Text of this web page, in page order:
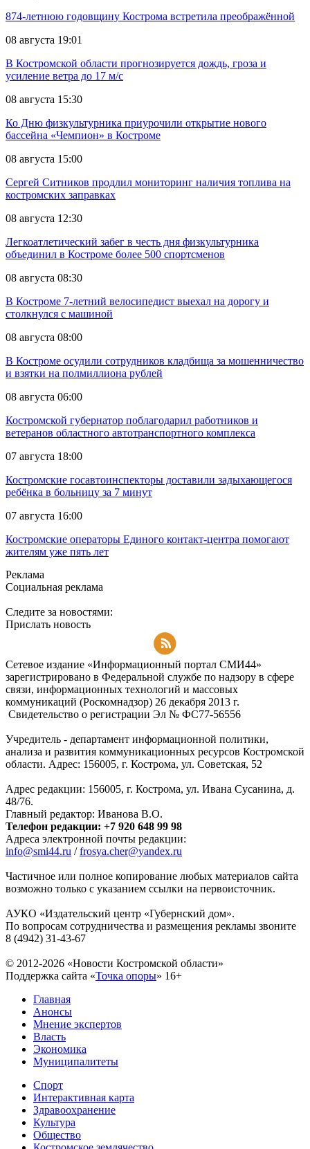
874-летнюю годовщину Кострома встретила преображённой
08 августа 19:01
В Костромской области прогнозируется дождь, гроза и
усиление ветра до 17 м/с
08 августа 15:30
Ко Дню физкультурника приурочили открытие нового
бассейна «Чемпион» в Костроме
08 августа 15:00
Сергей Ситников продлил мониторинг наличия топлива на
костромских заправках
08 августа 12:30
Легкоатлетический забег в честь дня физкультурника
объединил в Костроме более 500 спортсменов
08 августа 08:30
В Костроме 7-летний велосипедист выехал на дорогу и
столкнулся с машиной
08 августа 08:00
В Костроме осудили сотрудников кладбища за мошенничество
и взятки на полмиллиона рублей
08 августа 06:00
Костромской губернатор поблагодарил работников и
ветеранов областного автотранспортного комплекса
07 августа 18:00
Костромские госавтоинспекторы доставили задыхающегося
ребёнка в больницу за 7 минут
07 августа 16:00
Костромские операторы Единого контакт-центра помогают
жителям уже пять лет
Реклама
Социальная реклама
Следите за новостями:
Прислать новость
Сетевое издание «Информационный портал СМИ44»
зарегистрировано в Федеральной службе по надзору в сфере
связи, информационных технологий и массовых
коммуникаций (Роскомнадзор) 26 декабря 2013 г.
Свидетельство о регистрации Эл № ФC77-56556
Учредитель - департамент информационной политики,
анализа и развития коммуникационных ресурсов Костромской
области. Адрес: 156005, г. Кострома, ул. Советская, 52
Адрес редакции: 156005, г. Кострома, ул. Ивана Сусанина, д.
48/76.
Главный редактор: Иванова В.О.
Телефон редакции: +7 920 648 99 98
Адреса электронной почты редакции:
info@smi44.ru /frosya.cher@yandex.ru
Частичное или полное копирование любых материалов сайта
возможно только с указанием ссылки на первоисточник.
АУКО «Издательский центр «Губернский дом».
По вопросам сотрудничества и размещения рекламы звоните
8 (4942) 31-43-67
© 2012-2026 «Новости Костромской области»
Поддержка сайта «Точка опоры» 16+
Главная
Анонсы
Мнение экспертов
Власть
Экономика
Муниципалитеты
Спорт
Интерактивная карта
Здравоохранение
Культура
Общество